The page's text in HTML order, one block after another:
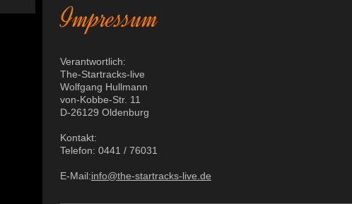
Impressum
Verantwortlich:
The-Startracks-live
Wolfgang Hullmann
von-Kobbe-Str. 11
D-26129 Oldenburg
Kontakt:
Telefon: 0441 / 76031
E-Mail:info@the-startracks-live.de